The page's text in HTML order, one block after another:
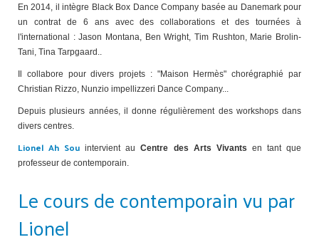
En 2014, il intègre Black Box Dance Company basée au Danemark pour
un contrat de 6 ans avec des collaborations et des tournées à
l'international : Jason Montana, Ben Wright, Tim Rushton, Marie Brolin-
Tani, Tina Tarpgaard..
Il collabore pour divers projets : "Maison Hermès" chorégraphié par
Christian Rizzo, Nunzio impellizzeri Dance Company...
Depuis plusieurs années, il donne régulièrement des workshops dans
divers centres.
Lionel Ah Sou intervient auCentre des Arts Vivants en tant que
professeur de contemporain.
Le cours de contemporain vu par
Lionel